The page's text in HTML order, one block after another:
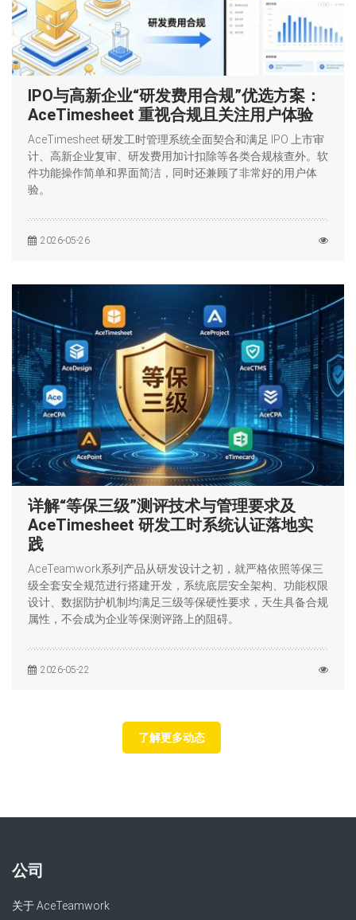
IPO与高新企业“研发费用合规”优选方案：
AceTimesheet 重视合规且关注用户体验
AceTimesheet 研发工时管理系统全面契合和满足 IPO 上市审
计、高新企业复审、研发费用加计扣除等各类合规核查外。软
件功能操作简单和界面简洁，同时还兼顾了非常好的用户体
验。
2026-05-26
详解“等保三级”测评技术与管理要求及
AceTimesheet 研发工时系统认证落地实
践
AceTeamwork系列产品从研发设计之初，就严格依照等保三
级全套安全规范进行搭建开发，系统底层安全架构、功能权限
设计、数据防护机制均满足三级等保硬性要求，天生具备合规
属性，不会成为企业等保测评路上的阻碍。
2026-05-22
了解更多动态
公司
关于 AceTeamwork